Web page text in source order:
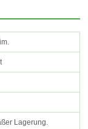
Lagerung.